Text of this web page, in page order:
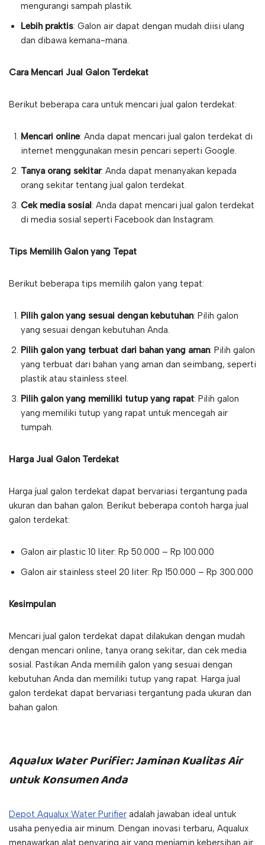
mengurangi sampah plastik.
Lebih praktis: Galon air dapat dengan mudah diisi ulang
dan dibawa kemana-mana.
Cara Mencari Jual Galon Terdekat
Berikut beberapa cara untuk mencari jual galon terdekat:
Mencari online: Anda dapat mencari jual galon terdekat di
internet menggunakan mesin pencari seperti Google.
Tanya orang sekitar: Anda dapat menanyakan kepada
orang sekitar tentang jual galon terdekat.
Cek media sosial: Anda dapat mencari jual galon terdekat
di media sosial seperti Facebook dan Instagram.
Tips Memilih Galon yang Tepat
Berikut beberapa tips memilih galon yang tepat:
Pilih galon yang sesuai dengan kebutuhan: Pilih galon
yang sesuai dengan kebutuhan Anda.
Pilih galon yang terbuat dari bahan yang aman: Pilih galon
yang terbuat dari bahan yang aman dan seimbang, seperti
plastik atau stainless steel.
Pilih galon yang memiliki tutup yang rapat: Pilih galon
yang memiliki tutup yang rapat untuk mencegah air
tumpah.
Harga Jual Galon Terdekat
Harga jual galon terdekat dapat bervariasi tergantung pada
ukuran dan bahan galon. Berikut beberapa contoh harga jual
galon terdekat:
Galon air plastic 10 liter: Rp 50.000 – Rp 100.000
Galon air stainless steel 20 liter: Rp 150.000 – Rp 300.000
Kesimpulan
Mencari jual galon terdekat dapat dilakukan dengan mudah
dengan mencari online, tanya orang sekitar, dan cek media
sosial. Pastikan Anda memilih galon yang sesuai dengan
kebutuhan Anda dan memiliki tutup yang rapat. Harga jual
galon terdekat dapat bervariasi tergantung pada ukuran dan
bahan galon.
Aqualux Water Purifier: Jaminan Kualitas Air
untuk Konsumen Anda
Depot Aqualux Water Purifier adalah jawaban ideal untuk
usaha penyedia air minum. Dengan inovasi terbaru, Aqualux
menawarkan alat penyaring air yang menjamin kebersihan air